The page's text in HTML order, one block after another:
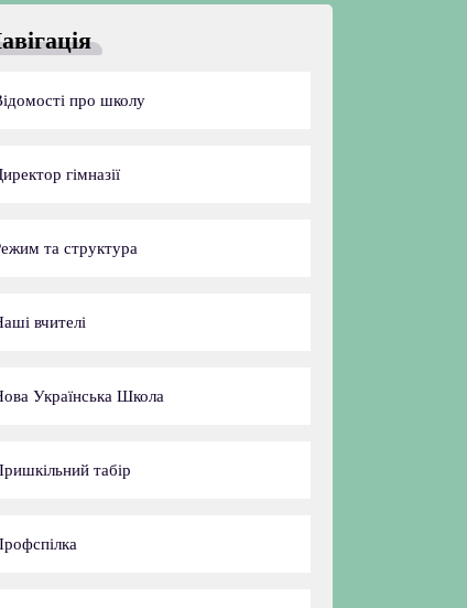
про школу
гімназії
та структура
вчителі
Українська Школа
табір